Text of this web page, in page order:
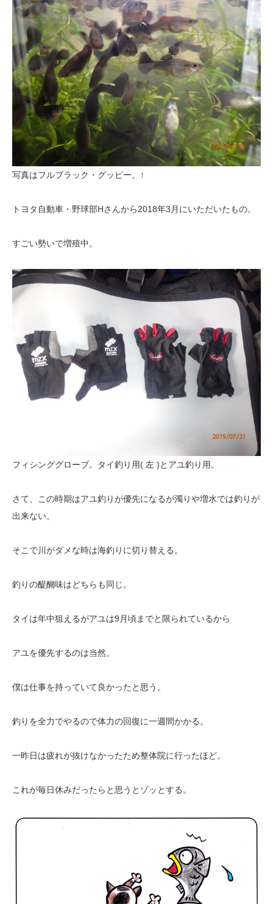
写真はフルブラック・グッピー。↑
トヨタ自動車・野球部Hさんから2018年3月にいただいたもの。
すごい勢いで増殖中。
フィシンググローブ。タイ釣り用( 左 )とアユ釣り用。
さて、この時期はアユ釣りが優先になるが濁りや増水では釣りが
出来ない。
そこで川がダメな時は海釣りに切り替える。
釣りの醍醐味はどちらも同じ。
タイは年中狙えるがアユは9月頃までと限られているから
アユを優先するのは当然。
僕は仕事を持っていて良かったと思う。
釣りを全力でやるので体力の回復に一週間かかる。
一昨日は疲れが抜けなかったため整体院に行ったほど。
これが毎日休みだったらと思うとゾッとする。